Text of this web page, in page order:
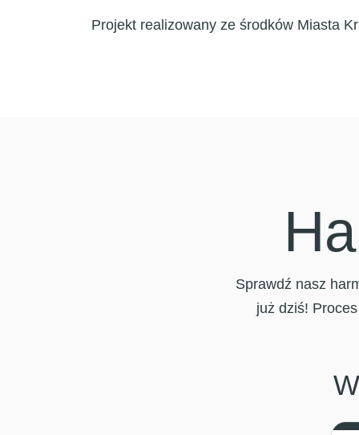
Projekt realizowany ze środków Miasta
Sprawdź nasz
już dziś!